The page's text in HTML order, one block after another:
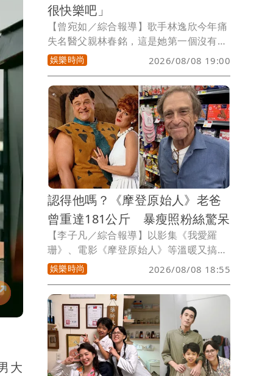
大
很快樂吧」
【曾宛如／綜合報導】歌手林逸欣今年痛
失名醫父親林春銘，這是她第一個沒有爸
爸的父親節，林逸欣po出爸爸在她婚宴上
獻唱的最後一首歌《你幸福我快樂》，她
要跟在天上的爸爸說「我很幸福，爸爸一
定也很快樂吧」，讓網友看到眼睛濕濕
的，對這段父女情十分感動，表示「爸爸
永遠是妳的天空，現在他已成為星星永遠
守護者妳」。
娛樂時尚 2026/08/08 19:00
認得他嗎？《摩登原始人》老爸
曾重達181公斤 暴瘦照粉絲驚呆
【李子凡／綜合報導】以影集《我愛羅
珊》、電影《摩登原始人》等溫暖又搞笑
的演出為觀眾熟知的老牌好萊塢男星約翰
古德曼（John Goodman）最新近照曝
光，讓不少粉絲差點認不出來。
娛樂時尚 2026/08/08 18:55